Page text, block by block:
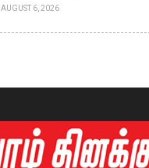
AUGUST 6, 2026